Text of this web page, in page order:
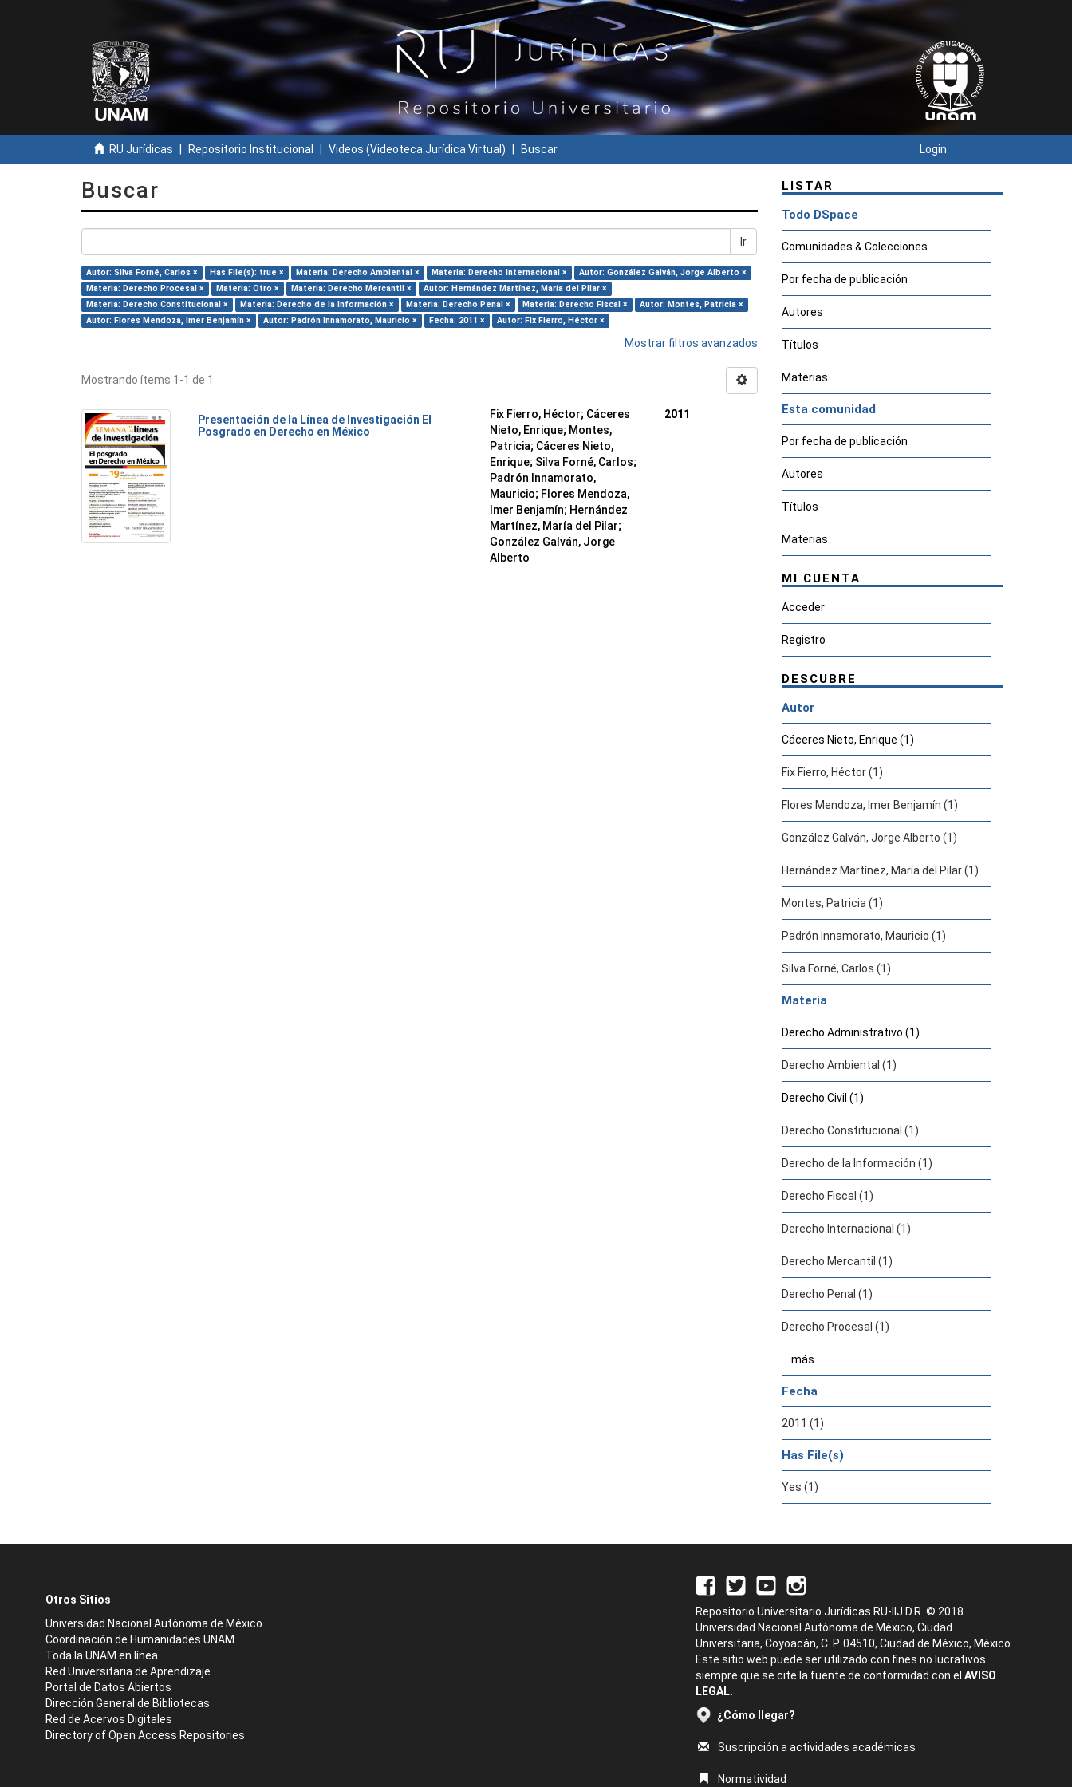
RU Jurídicas Repositorio Institucional Videos (Videoteca Jurídica Virtual) Buscar Login
Buscar
Ir
Autor: Silva Forné, Carlos × Has File(s): true × Materia: Derecho Ambiental × Materia: Derecho Internacional ×
Autor: González Galván, Jorge Alberto ×
Materia: Derecho Procesal ×
Materia: Otro × Materia: Derecho Mercantil ×
Autor: Hernández Martínez, María del Pilar ×
Materia: Derecho Constitucional ×
Materia: Derecho de la Información × Materia: Derecho Penal × Materia: Derecho Fiscal ×
Autor: Montes, Patricia ×
Autor: Flores Mendoza, Imer Benjamín ×
Autor: Padrón Innamorato, Mauricio × Fecha: 2011 × Autor: Fix Fierro, Héctor ×
Mostrar filtros avanzados
Mostrando ítems 1-1 de 1
Presentación de la Línea de Investigación El
Posgrado en Derecho en México
Fix Fierro, Héctor; Cáceres
Nieto, Enrique; Montes,
Patricia; Cáceres Nieto,
Enrique; Silva Forné, Carlos;
Padrón Innamorato,
Mauricio; Flores Mendoza,
Imer Benjamín; Hernández
Martínez, María del Pilar;
González Galván, Jorge
Alberto
2011
LISTAR
Todo DSpace
Comunidades & Colecciones
Por fecha de publicación
Autores
Títulos
Materias
Esta comunidad
Por fecha de publicación
Autores
Títulos
Materias
MI CUENTA
Acceder
Registro
DESCUBRE
Autor
Cáceres Nieto, Enrique (1)
Fix Fierro, Héctor (1)
Flores Mendoza, Imer Benjamín (1)
González Galván, Jorge Alberto (1)
Hernández Martínez, María del Pilar (1)
Montes, Patricia (1)
Padrón Innamorato, Mauricio (1)
Silva Forné, Carlos (1)
Materia
Derecho Administrativo (1)
Derecho Ambiental (1)
Derecho Civil (1)
Derecho Constitucional (1)
Derecho de la Información (1)
Derecho Fiscal (1)
Derecho Internacional (1)
Derecho Mercantil (1)
Derecho Penal (1)
Derecho Procesal (1)
... más
Fecha
2011 (1)
Has File(s)
Yes (1)
Otros Sitios
Universidad Nacional Autónoma de México
Coordinación de Humanidades UNAM
Toda la UNAM en línea
Red Universitaria de Aprendizaje
Portal de Datos Abiertos
Dirección General de Bibliotecas
Red de Acervos Digitales
Directory of Open Access Repositories
Repositorio Universitario Jurídicas RU-IIJ D.R. © 2018.
Universidad Nacional Autónoma de México, Ciudad
Universitaria, Coyoacán, C. P. 04510, Ciudad de México, México.
Este sitio web puede ser utilizado con fines no lucrativos
siempre que se cite la fuente de conformidad con el AVISO
LEGAL.
¿Cómo llegar?
Suscripción a actividades académicas
Normatividad